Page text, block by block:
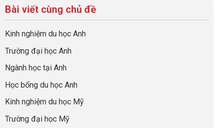
sự
nghiệp
hiệu
quả
của
cha
thông
hồ
sơ
du
học
“Dày
hoạt
động
nhưng
thiếu
năng
lực”
Việc
Biến
Đoạn
Visa
“Bước
Vàng”
Cất
Cánh
luận
ở
Hiểu
đúng
nghề
và
ngành:
quyết
không
giờ
Bài viết cùng chủ đề
Kinh nghiệm du học Anh
Trường đại học Anh
Ngành học tại Anh
Học bổng du học Anh
Kinh nghiệm du học Mỹ
Trường đại học Mỹ